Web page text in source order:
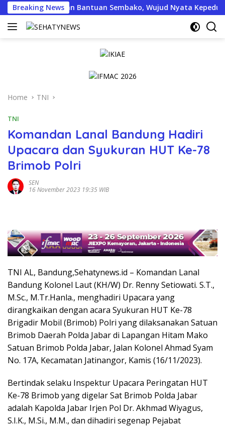
Skip
to
content
Breaking News
Salurkan Bantuan Sembako, Wujud Nyata Kepedulian
Home TNI
TNI
Komandan Lanal Bandung Hadiri
Upacara dan Syukuran HUT Ke-78
Brimob Polri
SEN
16 November 2023 19:35 WIB
TNI AL, Bandung,Sehatynews.id – Komandan Lanal
Bandung Kolonel Laut (KH/W) Dr. Renny Setiowati. S.T.,
M.Sc., M.Tr.Hanla., menghadiri Upacara yang
dirangkaikan dengan acara Syukuran HUT Ke-78
Brigadir Mobil (Brimob) Polri yang dilaksanakan Satuan
Brimob Daerah Polda Jabar di Lapangan Hitam Mako
Satuan Brimob Polda Jabar, Jalan Kolonel Ahmad Syam
No. 17A, Kecamatan Jatinangor, Kamis (16/11/2023).
Bertindak selaku Inspektur Upacara Peringatan HUT
Ke-78 Brimob yang digelar Sat Brimob Polda Jabar
adalah Kapolda Jabar Irjen Pol Dr. Akhmad Wiyagus,
S.I.K., M.Si., M.M., dan dihadiri segenap Pejabat